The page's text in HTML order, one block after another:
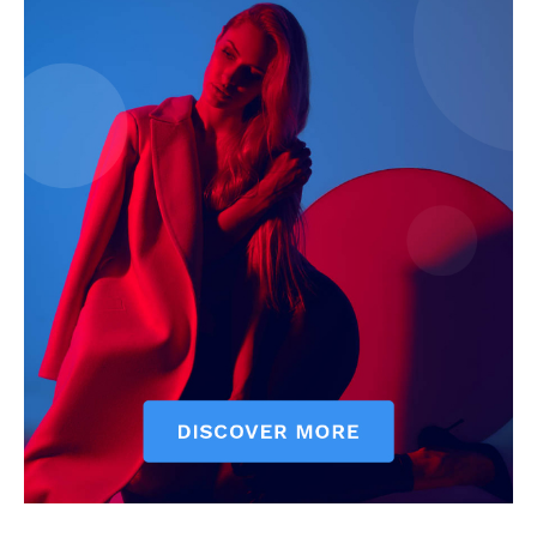
ELŐFIZETÉS
Hasznos
bSZ fiók
Előfizetés